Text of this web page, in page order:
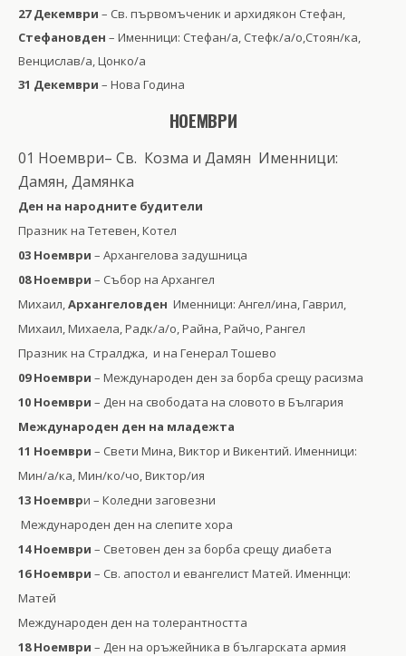
27 Декември – Св. първомъченик и архидякон Стефан,
Стефановден – Именници: Стефан/а, Стефк/а/о,Стоян/ка,
Венцислав/а, Цонко/а
31 Декември – Нова Година
НОЕМВРИ
01 Ноември– Св. Козма и Дамян Именници:
Дамян, Дамянка
Ден на народните будители
Празник на Тетевен, Котел
03 Ноември – Архангелова задушница
08 Ноември – Събор на Архангел
Михаил,Архангеловден Именници: Ангел/ина, Гаврил,
Михаил, Михаела, Радк/а/о, Райна, Райчо, Рангел
Празник на Стралджа, и на Генерал Тошево
09 Ноември – Международен ден за борба срещу расизма
10 Ноември – Ден на свободата на словото в България
Международен ден на младежта
11 Ноември – Свети Мина, Виктор и Викентий. Именници:
Мин/а/ка, Мин/ко/чо, Виктор/ия
13 Ноември – Коледни заговезни
Международен ден на слепите хора
14 Ноември – Световен ден за борба срещу диабета
16 Ноември – Св. апостол и евангелист Матей. Именнци:
Матей
Международен ден на толерантността
18 Ноември – Ден на оръжейника в българската армия